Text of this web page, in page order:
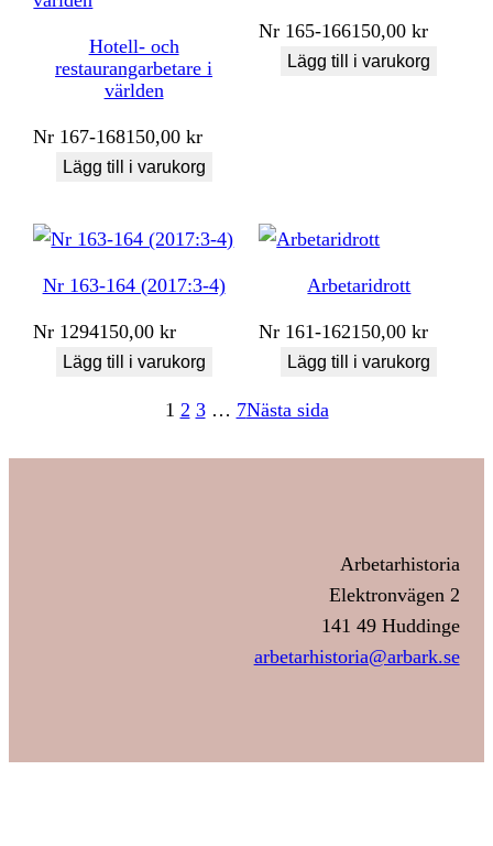
Hotell- och
restaurangarbetare i
världen
Nr 167-168150,00kr
Lägg till i varukorg
Nr 165-166150,00kr
Lägg till i varukorg
Nr 163-164 (2017:3-4)
Nr 1294150,00kr
Lägg till i varukorg
Arbetaridrott
Nr 161-162150,00kr
Lägg till i varukorg
1 2 3 … 7Nästa sida
Arbetarhistoria
Elektronvägen 2
141 49 Huddinge
arbetarhistoria@arbark.se